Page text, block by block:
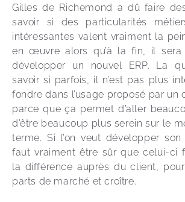
Gilles de Richemond a dû faire
savoir si des particularités
intéressantes valent vraiment la
en œuvre alors qu’à la fin, il sera
développer un nouvel ERP. La
savoir si parfois, il n’est pas plus
fondre dans l’usage proposé par un
parce que ça permet d’aller
d’être beaucoup plus serein sur le
terme. Si l’on veut développer
faut vraiment être sûr que celui-ci
la différence auprès du client,
parts de marché et croître.